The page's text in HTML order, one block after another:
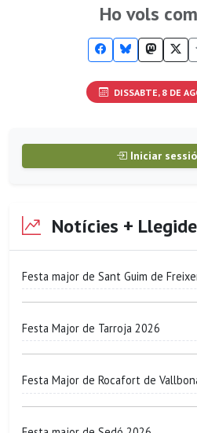
Ho vols
DISSABTE, 8 DE
Iniciar
Notícies +
Festa major de Sant Guim de
Festa Major de Tarroja 2026
Festa Major de Rocafort de